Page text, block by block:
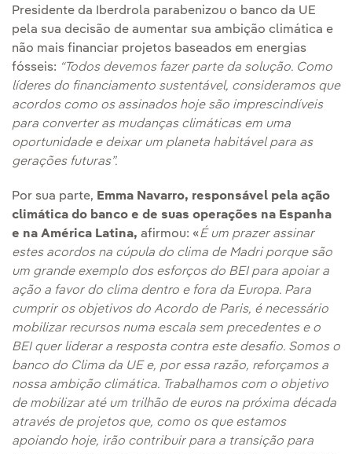
Presidente da Iberdrola parabenizou o banco da UE
pela sua decisão de aumentar sua ambição climática e
não mais financiar projetos baseados em energias
fósseis: “Todos devemos fazer parte da solução. Como
líderes do financiamento sustentável, consideramos que
acordos como os assinados hoje são imprescindíveis
para converter as mudanças climáticas em uma
oportunidade e deixar um planeta habitável para as
gerações futuras”.
Por sua parte, Emma Navarro, responsável pela ação
climática do banco e de suas operações na Espanha
e na América Latina, afirmou: «É um prazer assinar
estes acordos na cúpula do clima de Madri porque são
um grande exemplo dos esforços do BEI para apoiar a
ação a favor do clima dentro e fora da Europa. Para
cumprir os objetivos do Acordo de Paris, é necessário
mobilizar recursos numa escala sem precedentes e o
BEI quer liderar a resposta contra este desafio. Somos o
banco do Clima da UE e, por essa razão, reforçamos a
nossa ambição climática. Trabalhamos com o objetivo
de mobilizar até um trilhão de euros na próxima década
através de projetos que, como os que estamos
apoiando hoje, irão contribuir para a transição para